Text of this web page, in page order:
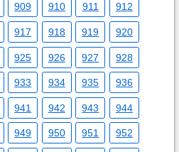
909 910 911 912
917 918 919 920
925 926 927 928
933 934 935 936
941 942 943 944
949 950 951 952